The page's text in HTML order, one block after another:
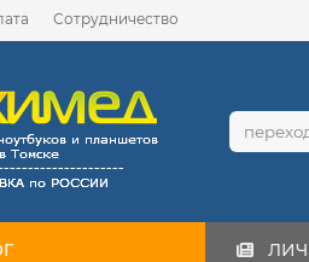
Сотрудничество